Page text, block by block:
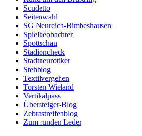
Scudetto
Seitenwahl
SG Neureich-Bimbeshausen
Spielbeobachter
Spottschau
Stadioncheck
Stadtneurotiker
Stehblog
Textilvergehen
Torsten Wieland
Vertikalpass
Übersteiger-Blog
Zebrastreifenblog
Zum runden Leder